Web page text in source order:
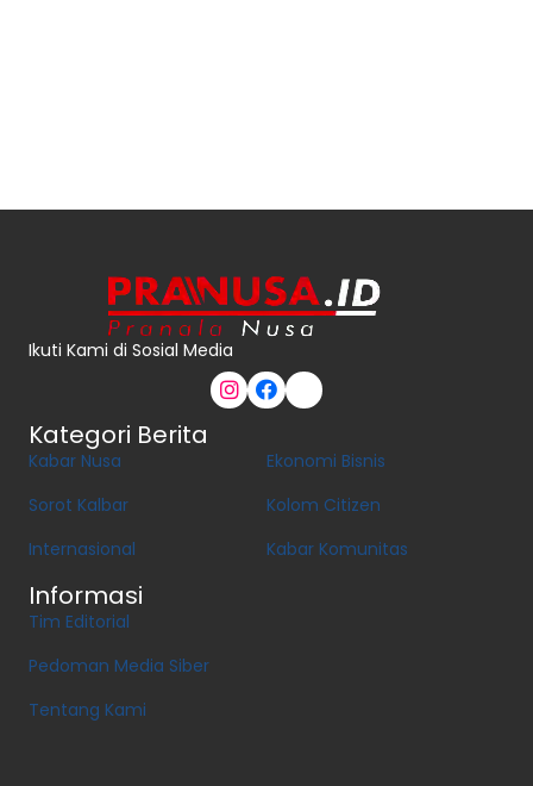
Ikuti Kami di Sosial Media
Kategori Berita
Kabar Nusa
Sorot Kalbar
Internasional
Ekonomi Bisnis
Kolom Citizen
Kabar Komunitas
Informasi
Tim Editorial
Pedoman Media Siber
Tentang Kami